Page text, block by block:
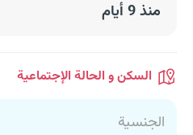
منذ 9 أيام
السكن و الحالة الإجتماعية
الجنسية